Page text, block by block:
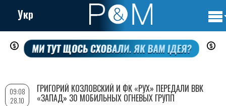
Перейти
содержанию
Укр
09:08
28.10
ГРИГОРИЙ КОЗЛОВСКИЙ И ФК «РУХ» ПЕРЕДАЛИ ВВК
«ЗАПАД» 30 МОБИЛЬНЫХ ОГНЕВЫХ ГРУПП